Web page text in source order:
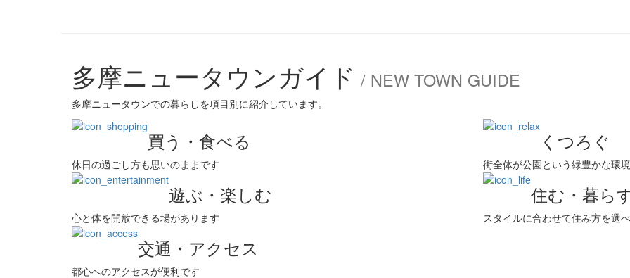
多摩ニュータウンガイド / NEW TOWN GUIDE
多摩ニュータウンでの暮らしを項目別に紹介しています。
買う・食べる
休日の過ごし方も思いのままです
くつろぐ
街全体が公園という緑豊かな環
遊ぶ・楽しむ
心と体を開放できる場があります
住む・暮ら
スタイルに合わせて住み方を選
交通・アクセス
都心へのアクセスが便利です